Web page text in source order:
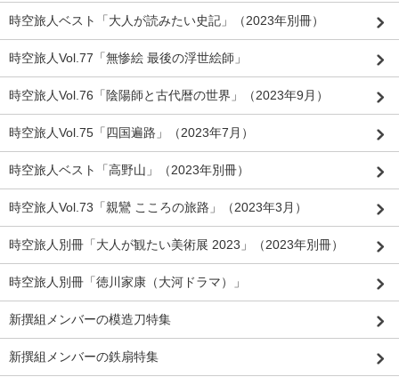
時空旅人ベスト「大人が読みたい史記」（2023年別冊）
時空旅人Vol.77「無惨絵 最後の浮世絵師」
時空旅人Vol.76「陰陽師と古代暦の世界」（2023年9月）
時空旅人Vol.75「四国遍路」（2023年7月）
時空旅人ベスト「高野山」（2023年別冊）
時空旅人Vol.73「親鸞 こころの旅路」（2023年3月）
時空旅人別冊「大人が観たい美術展 2023」（2023年別冊）
時空旅人別冊「徳川家康（大河ドラマ）」
新撰組メンバーの模造刀特集
新撰組メンバーの鉄扇特集